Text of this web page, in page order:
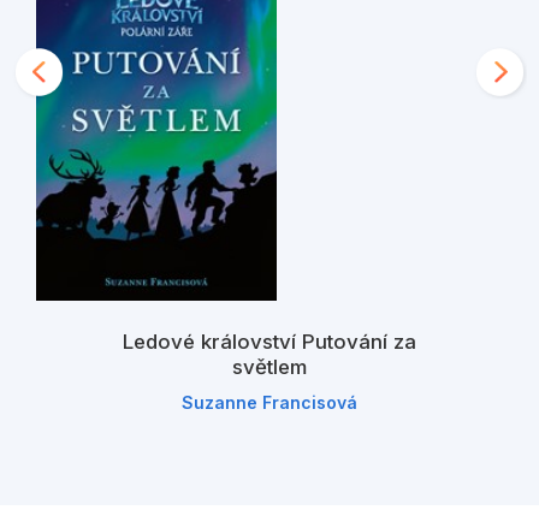
Ledové království Putování za
světlem
Suzanne Francisová